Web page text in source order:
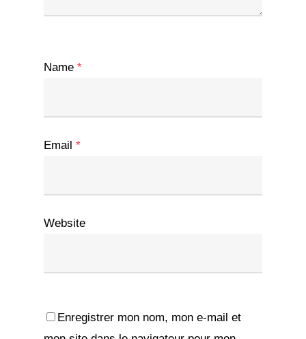
Name *
Email *
Website
Enregistrer mon nom, mon e-mail et